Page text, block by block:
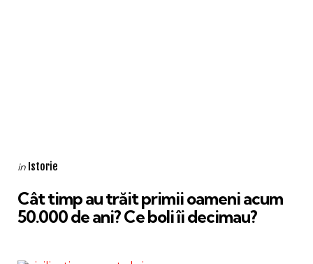
Categories
Posted
in Istorie
Cât timp au trăit primii oameni acum
50.000 de ani? Ce boli îi decimau?